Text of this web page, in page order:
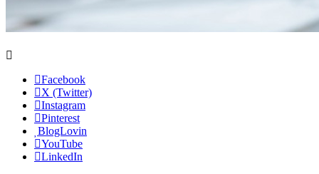
Facebook
X (Twitter)
Instagram
Pinterest
BlogLovin
YouTube
LinkedIn